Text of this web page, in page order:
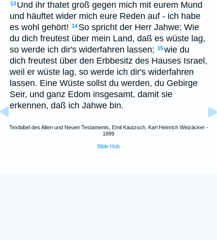
13 Und ihr thatet groß gegen mich mit eurem Mund
und häuftet wider mich eure Reden auf - ich habe
es wohl gehört! 14 So spricht der Herr Jahwe: Wie
du dich freutest über mein Land, daß es wüste lag,
so werde ich dir's widerfahren lassen; 15wie du
dich freutest über den Erbbesitz des Hauses Israel,
weil er wüste lag, so werde ich dir's widerfahren
lassen. Eine Wüste sollst du werden, du Gebirge
Seir, und ganz Edom insgesamt, damit sie
erkennen, daß ich Jahwe bin.
Textbibel des Alten und Neuen Testaments, Emil Kautzsch, Karl Heinrich Weizäcker -
1899
Bible Hub